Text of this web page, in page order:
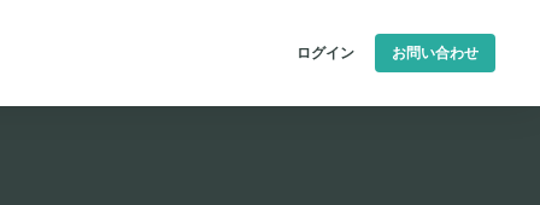
ログイン お問い合わせ